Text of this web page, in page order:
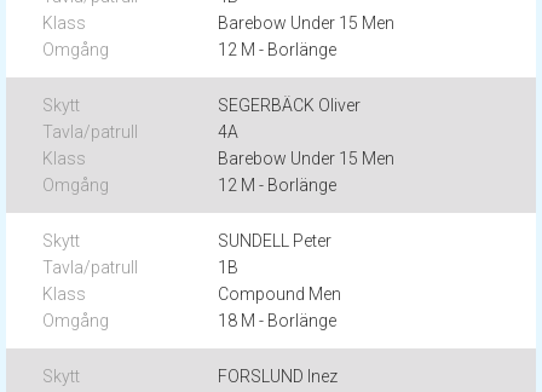
Barebow Under 15 Men
12 M - Borlänge
SEGERBÄCK Oliver
4A
Barebow Under 15 Men
12 M - Borlänge
SUNDELL Peter
1B
Compound Men
18 M - Borlänge
FORSLUND Inez